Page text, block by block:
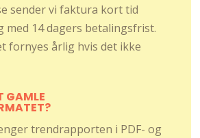
sender vi faktura kort tid
med 14 dagers betalingsfrist.
fornyes årlig hvis det ikke
GAMLE
trendrapporten i PDF- og